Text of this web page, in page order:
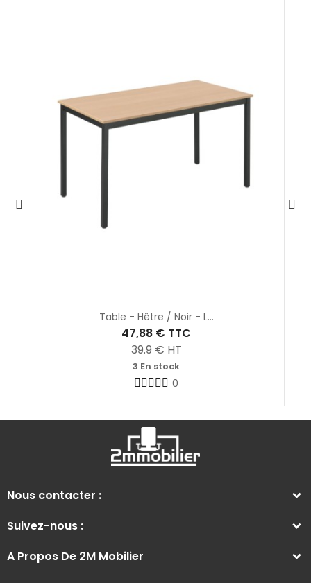
Table - Hêtre / Noir - L...
47,88 € TTC
39.9 € HT
3 En stock
0
Nous contacter :
Suivez-nous :
A Propos De 2M Mobilier